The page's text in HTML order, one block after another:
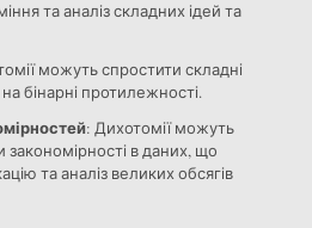
та аналіз складних ідей та
можуть спростити складні
на бінарні протилежності.
: Дихотомії можуть
в даних, що
та аналіз великих обсягів